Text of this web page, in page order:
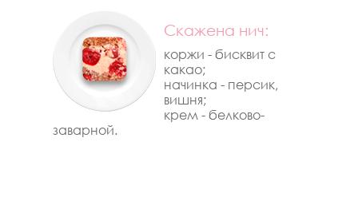
Cкажена нич:
коржи - бисквит с
какао;
начинка - персик,
вишня;
крем - белково-
заварной.